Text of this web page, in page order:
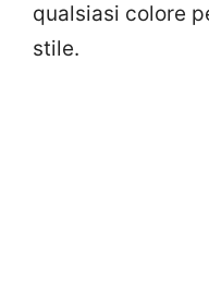
qualsiasi colore
stile.